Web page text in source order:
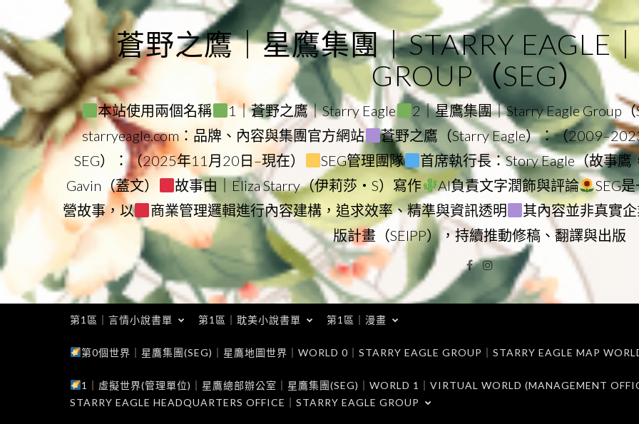
to
content
蒼野之鷹｜星鷹集團｜STARRY EAGLE
GROUP（SEG）
本站使用兩個名稱 1｜蒼野之鷹｜Starry Eagle 2｜星鷹集團｜Starry Eagle Group（
starryeagle.com：品牌、內容與集團官方網站
蒼野之鷹（Starry Eagle）：（
SEG）：（2025年11月20日–現在）
SEG管理團隊 首席執行長：Story Eagle（故事鷹
Gavin（蓋文）
故事由｜Eliza Starry（伊莉莎・S）寫作 AI負責文字潤飾與評論
SEG
營故事，以
商業管理邏輯進行內容建構，追求效率、精準與資訊透明 其內容並非真實
版計畫（SEIPP），持續推動修稿、翻譯與出版
Facebook
Instagram
第1區｜言情小說書單 第1區｜耽美小說書單 第1區｜漫畫
第0個世界｜星鷹集團(SEG)｜星鷹地圖世界｜WORLD 0｜STARRY EAGLE GROUP｜STARRY EAGLE MAP
1｜虛擬世界(管理單位)｜星鷹總部辦公室｜星鷹集團(SEG)｜WORLD 1｜VIRTUAL WORLD (MANAGEMENT
STARRY EAGLE HEADQUARTERS OFFICE｜STARRY EAGLE GROUP